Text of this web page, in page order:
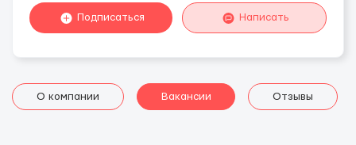
Подписаться Написать
О компании Вакансии Отзывы